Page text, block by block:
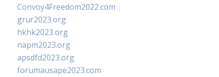
Convoy4Freedom2022.com
grur2023.org
hkhk2023.org
napm2023.org
apsdfd2023.org
forumausape2023.com